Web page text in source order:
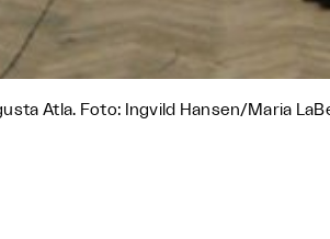
Atla. Foto: Ingvild Hansen/Maria